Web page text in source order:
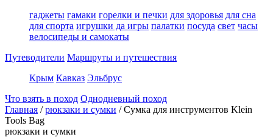
гаджеты гамаки горелки и печки для здоровья для сна
для спорта игрушки да игры палатки посуда свет часы
велосипеды и самокаты
Путеводители Маршруты и путешествия
Крым Кавказ Эльбрус
Что взять в поход Однодневный поход
Главная / рюкзаки и сумки / Сумка для инструментов Klein
Tools Bag
рюкзаки и сумки